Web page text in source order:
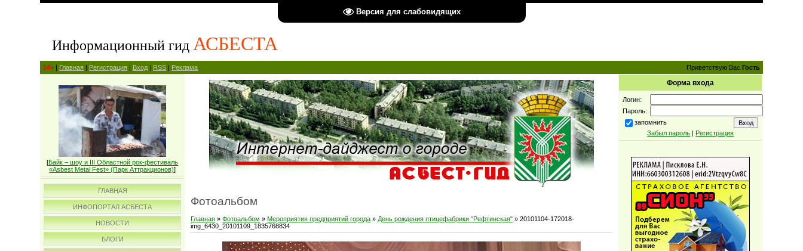
Версия для слабовидящих
Информационный гид АСБЕСТА
14+ | Главная | Регистрация | Вход | RSS | Реклама Приветствую Вас Гость
[Байк – шоу и III Областной рок-фестиваль
«Asbest Metal Fest» (Парк Аттракционов)]
ГЛАВНАЯ
ИНФОПОРТАЛ АСБЕСТА
НОВОСТИ
БЛОГИ
Фотоальбом
Главная »Фотоальбом »Мероприятия предприятий города » День рождения птицефабрики "Рефтинская" » 20101104-172018-
img_6430_20101109_1835768834
Форма входа
Логин:
Пароль:
запомнить
Забыл пароль | Регистрация